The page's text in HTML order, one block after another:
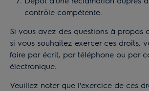
contrôle compétente.
Si vous avez des questions à propos
si vous souhaitez exercer ces droits,
faire par écrit, par téléphone ou par
électronique.
Veuillez noter que l'exercice de ces